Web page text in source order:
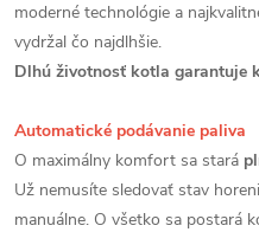
moderné technológie a
vydržal čo najdlhšie.
Dlhú životnosť kotla garantuje
Automatické podávanie paliva
O maximálny komfort sa stará
Už nemusíte sledovať stav
manuálne. O všetko sa postará